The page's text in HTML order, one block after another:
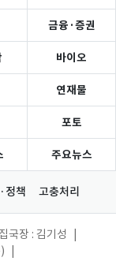
금융·증권
바이오
연재물
포토
주요뉴스
정책 고충처리
국장 : 김기성